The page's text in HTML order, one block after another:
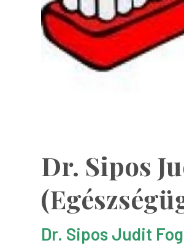
Dr. Sipos
Dr. Sipos Judit